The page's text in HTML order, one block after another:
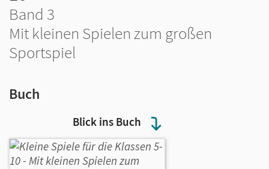
Blick ins Buch
Band 3
Mit kleinen Spielen zum großen
Sportspiel
Buch